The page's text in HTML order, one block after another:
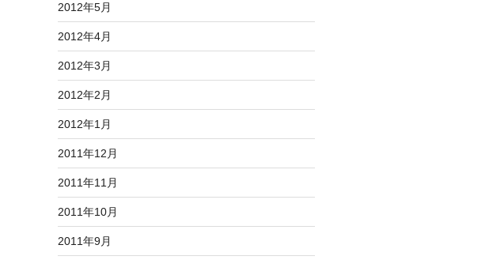
2012年5月
2012年4月
2012年3月
2012年2月
2012年1月
2011年12月
2011年11月
2011年10月
2011年9月